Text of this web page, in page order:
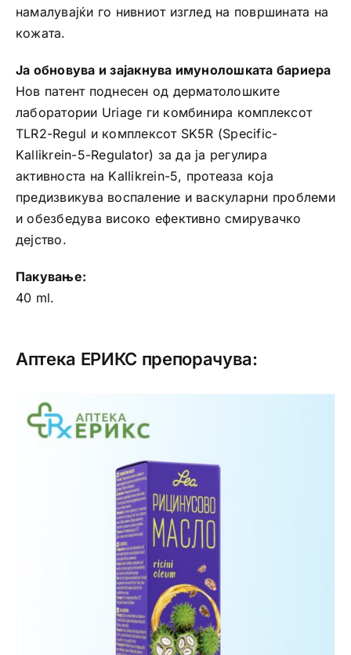
намалувајќи го нивниот изглед на површината на
кожата.
Ја обновува и зајакнува имунолошката бариера
Нов патент поднесен од дерматолошките
лаборатории Uriage ги комбинира комплексот
TLR2-Regul и комплексот SK5R (Specific-
Kallikrein-5-Regulator) за да ја регулира
активноста на Kallikrein-5, протеаза која
предизвикува воспаление и васкуларни проблеми
и обезбедува високо ефективно смирувачко
дејство.
Пакување:
40 ml.
Аптека ЕРИКС препорачува: